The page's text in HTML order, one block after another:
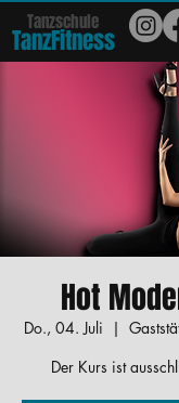
Tanzschule
TanzFitness
Hot
Do., 04. Juli
  |
Der Kurs ist